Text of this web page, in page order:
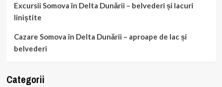
Excursii Somova în Delta Dunării – belvederi și lacuri
liniștite
Cazare Somova în Delta Dunării – aproape de lac și
belvederi
Categorii